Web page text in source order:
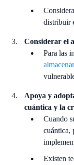
distribuir
Considerar el
Para las
Apoya y
cuántica y la
Cuando
cuántica,
Existen